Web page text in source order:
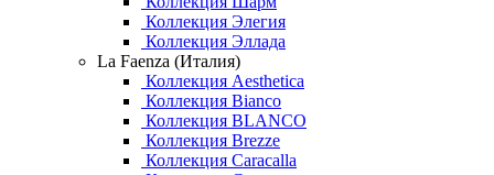
Коллекция Элегия
Коллекция Эллада
La Faenza (Италия)
Коллекция Aesthetica
Коллекция Bianco
Коллекция BLANCO
Коллекция Brezze
Коллекция Caracalla